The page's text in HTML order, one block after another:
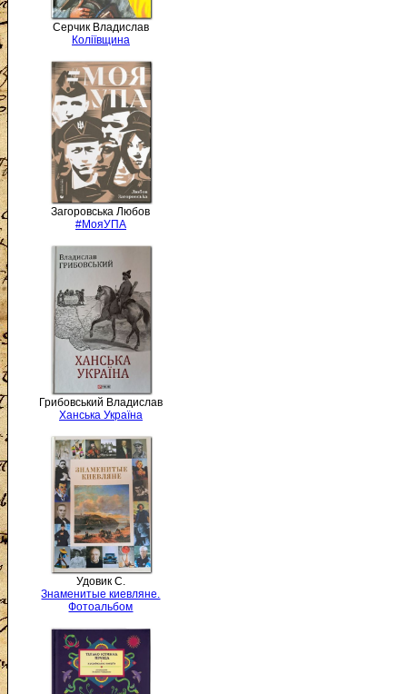
Серчик Владислав
Коліївщина
Загоровська Любов
#МояУПА
Грибовський Владислав
Ханська Україна
Удовик С.
Знаменитые киевляне.
Фотоальбом